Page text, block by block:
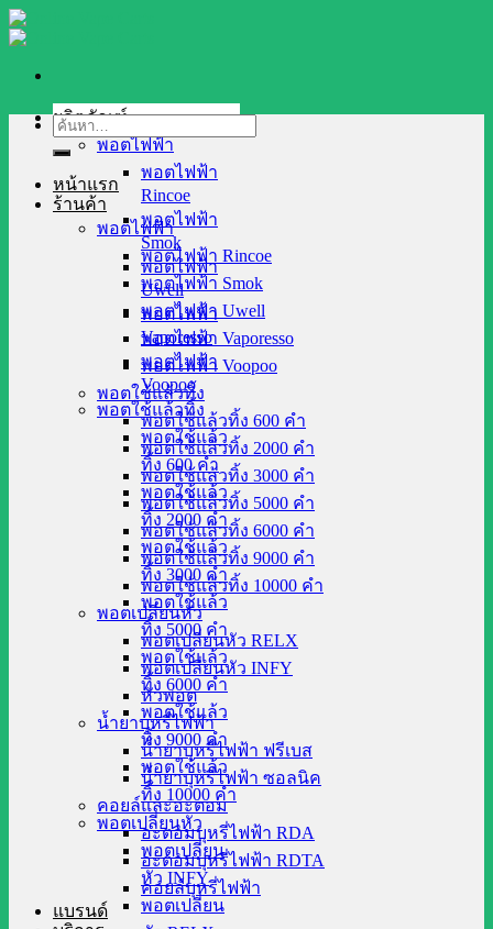
Skip
to
ผลิตภัณฑ์
พอตไฟฟ้า
พอตไฟฟ้า
Rincoe
พอตไฟฟ้า
Smok
พอตไฟฟ้า
Uwell
พอตไฟฟ้า
Vaporesso
พอตไฟฟ้า
Voopoo
พอตใช้แล้วทิ้ง
พอตใช้แล้ว
ทิ้ง 600 คำ
พอตใช้แล้ว
ทิ้ง 2000 คำ
พอตใช้แล้ว
ทิ้ง 3000 คำ
พอตใช้แล้ว
ทิ้ง 5000 คำ
พอตใช้แล้ว
ทิ้ง 6000 คำ
พอตใช้แล้ว
ทิ้ง 9000 คำ
พอตใช้แล้ว
ทิ้ง 10000 คำ
พอตเปลี่ยนหัว
พอตเปลี่ยน
หัว INFY
พอตเปลี่ยน
ค้นหา:
หน้าแรก
ร้านค้า
พอตไฟฟ้า
พอตไฟฟ้า Rincoe
พอตไฟฟ้า Smok
พอตไฟฟ้า Uwell
พอตไฟฟ้า Vaporesso
พอตไฟฟ้า Voopoo
พอตใช้แล้วทิ้ง
พอตใช้แล้วทิ้ง 600 คำ
พอตใช้แล้วทิ้ง 2000 คำ
พอตใช้แล้วทิ้ง 3000 คำ
พอตใช้แล้วทิ้ง 5000 คำ
พอตใช้แล้วทิ้ง 6000 คำ
พอตใช้แล้วทิ้ง 9000 คำ
พอตใช้แล้วทิ้ง 10000 คำ
พอตเปลี่ยนหัว
พอตเปลี่ยนหัว RELX
พอตเปลี่ยนหัว INFY
หัวพอต
น้ำยาบุหรี่ไฟฟ้า
น้ำยาบุหรี่ไฟฟ้า ฟรีเบส
น้ำยาบุหรี่ไฟฟ้า ซอลนิค
คอยล์และอะตอม
อะตอมบุหรี่ไฟฟ้า RDA
อะตอมบุหรี่ไฟฟ้า RDTA
คอยล์บุหรี่ไฟฟ้า
แบรนด์